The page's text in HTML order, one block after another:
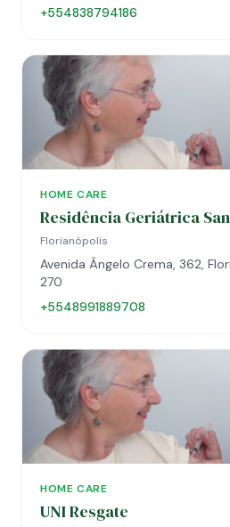
+554838794186
HOME CARE
Residência Geriátrica
Florianópolis
Avenida Ângelo Crema, 362,
270
+5548991889708
HOME CARE
UNI Resgate